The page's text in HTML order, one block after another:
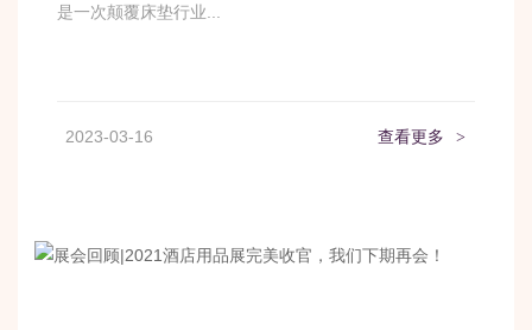
是一次颠覆床垫行业...
2023-03-16 查看更多 >